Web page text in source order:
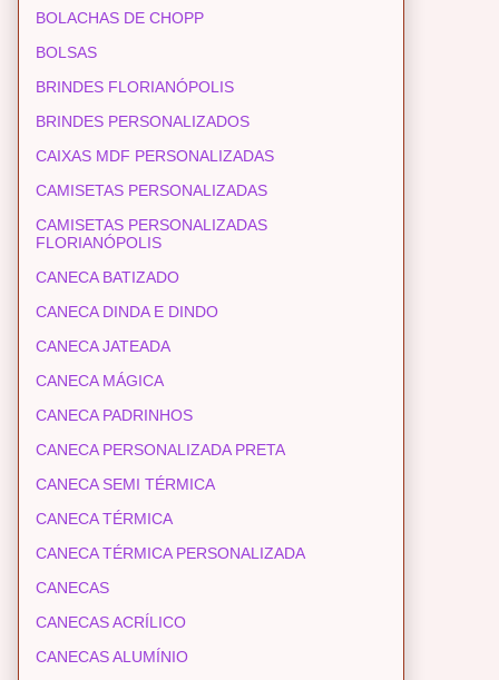
BOLACHAS DE CHOPP
BOLSAS
BRINDES FLORIANÓPOLIS
BRINDES PERSONALIZADOS
CAIXAS MDF PERSONALIZADAS
CAMISETAS PERSONALIZADAS
CAMISETAS PERSONALIZADAS
FLORIANÓPOLIS
CANECA BATIZADO
CANECA DINDA E DINDO
CANECA JATEADA
CANECA MÁGICA
CANECA PADRINHOS
CANECA PERSONALIZADA PRETA
CANECA SEMI TÉRMICA
CANECA TÉRMICA
CANECA TÉRMICA PERSONALIZADA
CANECAS
CANECAS ACRÍLICO
CANECAS ALUMÍNIO